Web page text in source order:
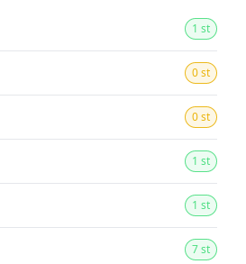
1 st
0 st
0 st
1 st
1 st
7 st